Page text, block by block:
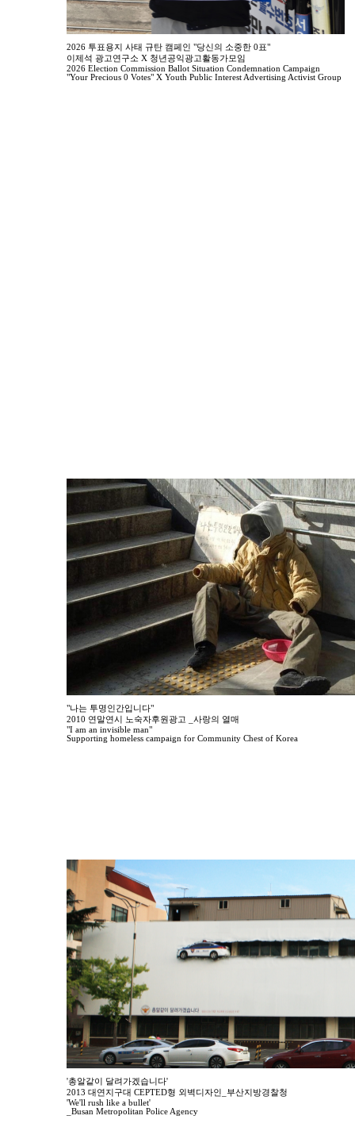
2026 투표용지 사태 규탄 캠페인 "당신의 소중한 0표"
이제석 광고연구소 X 청년공익광고활동가모임
2026 Election Commission Ballot Situation Condemnation Campaign
"Your Precious 0 Votes" X Youth Public Interest Advertising Activist Group
"나는 투명인간입니다"
2010 연말연시 노숙자후원광고 _사랑의 열매
"I am an invisible man"
Supporting homeless campaign for Community Chest of Korea
'총알같이 달려가겠습니다'
2013 대연지구대 CEPTED형 외벽디자인_부산지방경찰청
'We'll rush like a bullet'
_Busan Metropolitan Police Agency